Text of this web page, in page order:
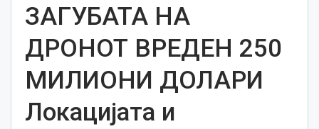
ЗАГУБАТА НА
ДРОНОТ ВРЕДЕН 250
МИЛИОНИ ДОЛАРИ
Локацијата и